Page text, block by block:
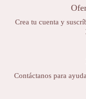
Crea tu cuenta y
Contáctanos para